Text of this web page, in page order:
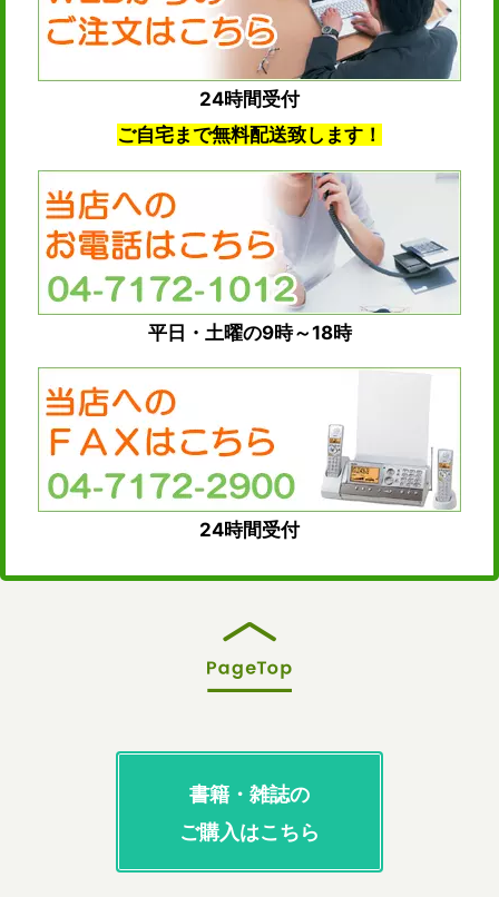
24時間受付
ご自宅まで無料配送致します！
平日・土曜の9時～18時
24時間受付
書籍・雑誌の
ご購入はこちら